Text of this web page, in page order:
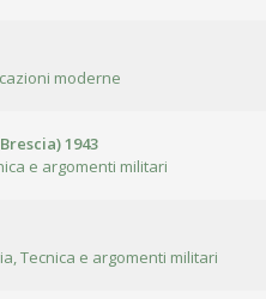
moderne
1943
e argomenti militari
Tecnica e argomenti militari